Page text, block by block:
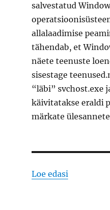
salvestatud
allalaadimise
tähendab, et
näete teenuste
sisestage
“läbi” svchost.exe
käivitatakse eraldi
märkate
Loe edasi